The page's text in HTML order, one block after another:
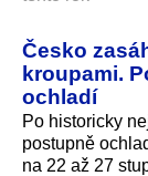
Česko
kroupami.
ochladí
Po historicky
postupně
na 22 až 27